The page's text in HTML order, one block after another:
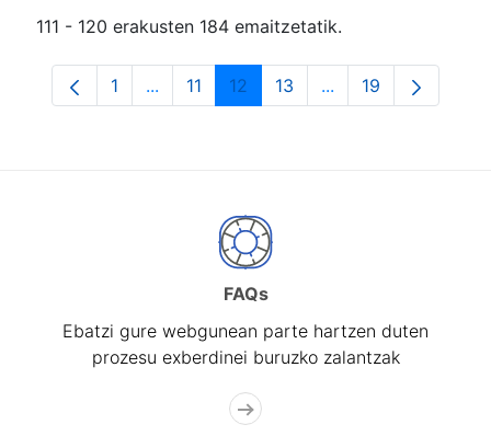
111 - 120 erakusten 184 emaitzetatik.
Orrialdea
1 ...Intermediate Pages Use TAB to navigate.
Orrialdea
11 Orrialdea
12 Orrialdea
13 ...Intermediate
Orrialdea
19
FAQs
Ebatzi gure webgunean parte hartzen duten
prozesu exberdinei buruzko zalantzak